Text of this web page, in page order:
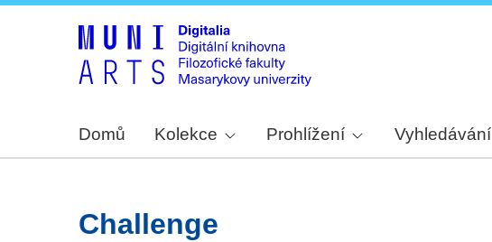
Domů Kolekce Prohlížení Vyhledávání
Challenge